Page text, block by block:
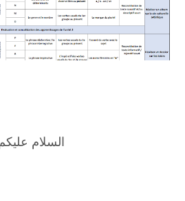
السلام